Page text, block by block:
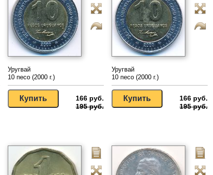
Уругвай
10 песо (2000 г.)
166 руб.
195 руб.
Уругвай
10 песо (2000 г.)
166 руб.
195 руб.